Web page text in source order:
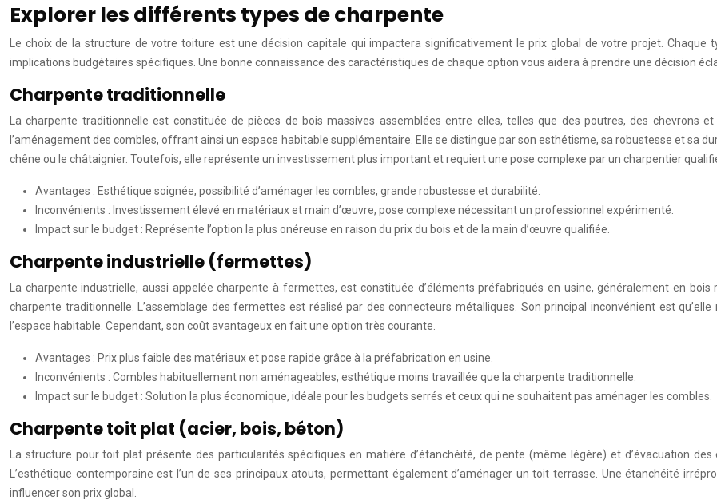
Explorer les différents types de charpente
Le choix de la structure de votre toiture est une décision capitale qui impactera significativement le prix global de votre projet.
implications budgétaires spécifiques. Une bonne connaissance des caractéristiques de chaque option vous aidera à prendre une décision
Charpente traditionnelle
La charpente traditionnelle est constituée de pièces de bois massives assemblées entre elles, telles que des poutres, des
l’aménagement des combles, offrant ainsi un espace habitable supplémentaire. Elle se distingue par son esthétisme, sa robustesse et sa
chêne ou le châtaignier. Toutefois, elle représente un investissement plus important et requiert une pose complexe par un charpentier
Avantages : Esthétique soignée, possibilité d’aménager les combles, grande robustesse et durabilité.
Inconvénients : Investissement élevé en matériaux et main d’œuvre, pose complexe nécessitant un professionnel expérimenté.
Impact sur le budget : Représente l’option la plus onéreuse en raison du prix du bois et de la main d’œuvre qualifiée.
Charpente industrielle (fermettes)
La charpente industrielle, aussi appelée charpente à fermettes, est constituée d’éléments préfabriqués en usine, généralement en
charpente traditionnelle. L’assemblage des fermettes est réalisé par des connecteurs métalliques. Son principal inconvénient est
l’espace habitable. Cependant, son coût avantageux en fait une option très courante.
Avantages : Prix plus faible des matériaux et pose rapide grâce à la préfabrication en usine.
Inconvénients : Combles habituellement non aménageables, esthétique moins travaillée que la charpente traditionnelle.
Impact sur le budget : Solution la plus économique, idéale pour les budgets serrés et ceux qui ne souhaitent pas aménager les combles.
Charpente toit plat (acier, bois, béton)
La structure pour toit plat présente des particularités spécifiques en matière d’étanchéité, de pente (même légère) et d’évacuation
L’esthétique contemporaine est l’un de ses principaux atouts, permettant également d’aménager un toit terrasse. Une étanchéité
influencer son prix global.